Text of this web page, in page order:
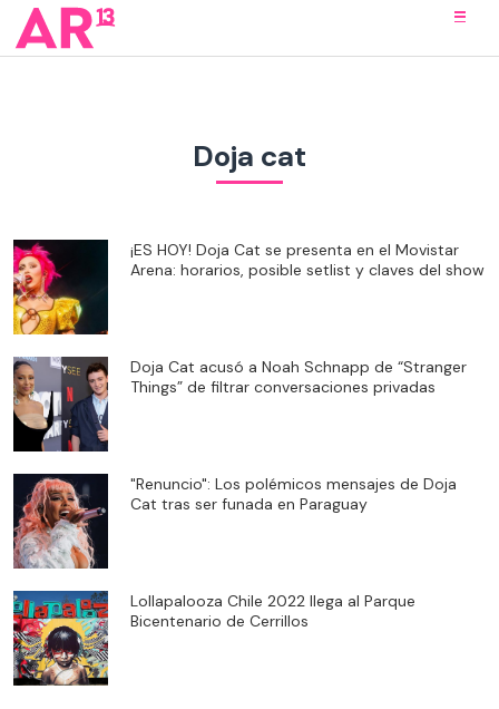
Doja cat
¡ES HOY! Doja Cat se presenta en el Movistar
Arena: horarios, posible setlist y claves del show
Doja Cat acusó a Noah Schnapp de “Stranger
Things” de filtrar conversaciones privadas
"Renuncio": Los polémicos mensajes de Doja
Cat tras ser funada en Paraguay
Lollapalooza Chile 2022 llega al Parque
Bicentenario de Cerrillos